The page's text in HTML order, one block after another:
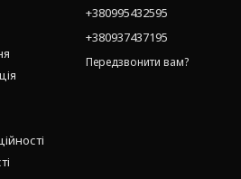
+380995432595
+380937437195
Передзвонити вам?